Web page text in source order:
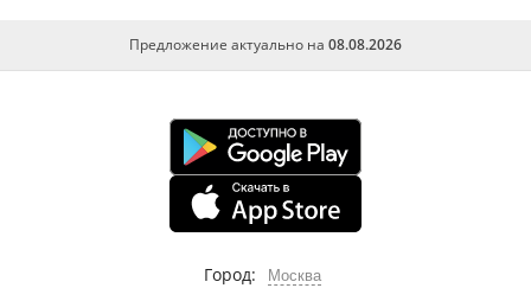
Предложение актуально на 08.08.2026
Город: Москва